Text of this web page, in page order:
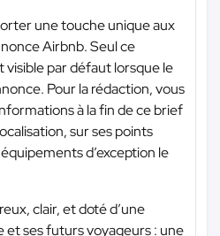
une touche unique aux
Airbnb. Seul ce
visible par défaut lorsque le
Pour la rédaction, vous
à la fin de ce brief
sur ses points
d’exception le
clair, et doté d’une
et ses futurs voyageurs : une